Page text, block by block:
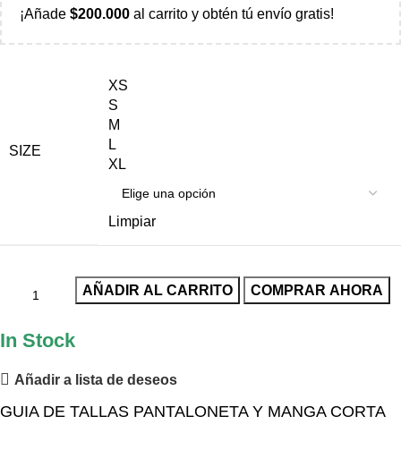
¡Añade $200.000 al carrito y obtén tú envío gratis!
SIZE
XS
S
M
L
XL
Limpiar
AÑADIR AL CARRITO COMPRAR AHORA
In Stock
Añadir a lista de deseos
GUIA DE TALLAS PANTALONETA Y MANGA CORTA